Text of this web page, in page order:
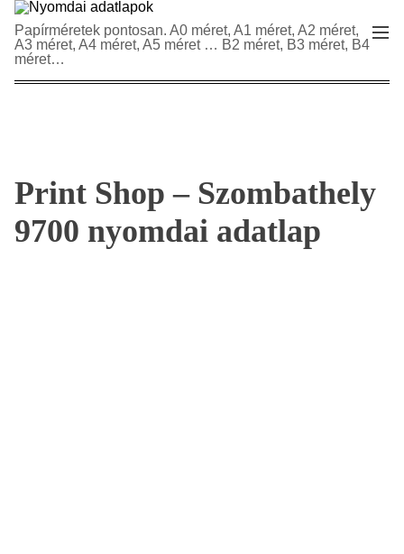
N
y
o
m
a
t
Papírméretek pontosan. A0 méret, A1 méret, A2 méret,
A3 méret, A4 méret, A5 méret … B2 méret, B3 méret, B4
méret…
M
u
Print Shop – Szombathely
9700 nyomdai adatlap